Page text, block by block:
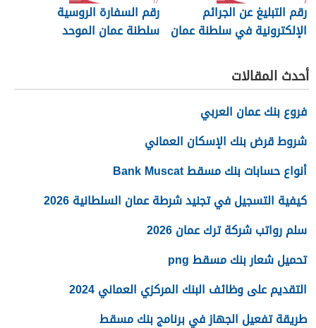
رقم التبليغ عن الجرائم
الإلكترونية في سلطنة عمان
رقم السفارة الروسية
سلطنة عمان الموحد
أحدث المقالات
فروع بنك عمان العربي
شروط قرض بنك الإسكان العماني
أنواع حسابات بنك مسقط Bank Muscat
كيفية التسجيل في تجنيد شرطة عمان السلطانية 2026
سلم رواتب شركة ترك عمان 2026
تحميل شعار بنك مسقط png
التقديم على وظائف البنك المركزي العماني 2024
طريقة تفعيل الجهاز في برنامج بنك مسقط